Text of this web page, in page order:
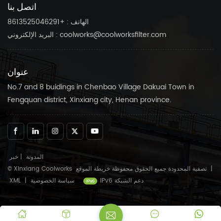
اتصل بنا
الهاتف : +8613525046291
البريد الإلكتروني : coolworks@coolworksfilter.com
عنوان
No.7 and 8 buidings in Chenbao Village Dakuai Town in
Fengquan district, Xinxiang city, Henan province.
المدونة | خبر
© Xinxiang Coolworks تصفية المحدودة جميع الحقوق محفوظة |
XML | سياسة الخصوصية IPv6 دعم الشبكة